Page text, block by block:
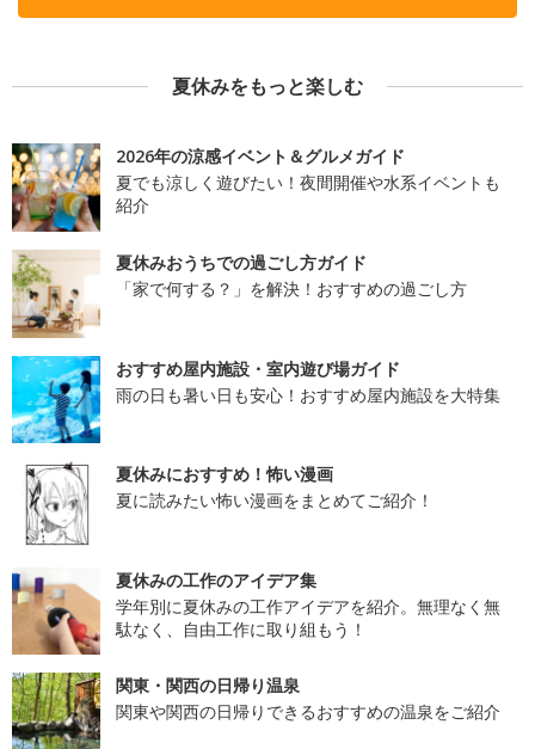
夏休みをもっと楽しむ
2026年の涼感イベント＆グルメガイド
夏でも涼しく遊びたい！夜間開催や水系イベントも
紹介
夏休みおうちでの過ごし方ガイド
「家で何する？」を解決！おすすめの過ごし方
おすすめ屋内施設・室内遊び場ガイド
雨の日も暑い日も安心！おすすめ屋内施設を大特集
夏休みにおすすめ！怖い漫画
夏に読みたい怖い漫画をまとめてご紹介！
夏休みの工作のアイデア集
学年別に夏休みの工作アイデアを紹介。無理なく無
駄なく、自由工作に取り組もう！
関東・関西の日帰り温泉
関東や関西の日帰りできるおすすめの温泉をご紹介